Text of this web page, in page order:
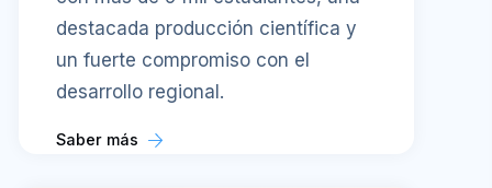
destacada producción científica y
un fuerte compromiso con el
desarrollo regional.
Saber más